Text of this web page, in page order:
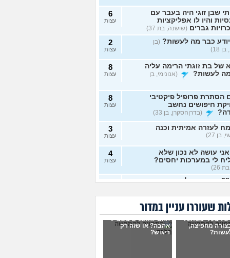
שבן זוגי היה בעבר עם
והיו לו אפליקציות
גברים (שושנה, בת 37)
6
עצות
כבר מה לעשות? (בן
18)
2
עצות
של בת זוגתי הרימה עליה
מה לעשות?
(אנונימי, בן
8
עצות
הסתרת פרופיל פיקטיבי
חיפושים נחשב
(בדרןהסקרן, בן 33)
8
עצות
לעזרה אמיתית וכנה
בן 27)
3
עצות
עושה לא נכון שלא
לי במערכות יחסים?
26)
4
עצות
בת 28 ואף פעם לא הייתי
ראשון?
(רווקה, בת 28)
6
מתנהגת מוזר?
(אנונימי,
3
עצות
לא הייתי בזוגיות ואני לא
שעוררו עניין במדור
בעלי מסתכל
מחפיצה,
האם להתגרש בשביל
אהבה? או שזה רק
ריגוש?